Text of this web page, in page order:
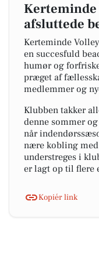
afsluttede
Kerteminde
en succesfuld
humør og
præget af
medlemmer og
Klubben takker
denne sommer
når
nære kobling
understreges i
er lagt op til flere
Kopiér link